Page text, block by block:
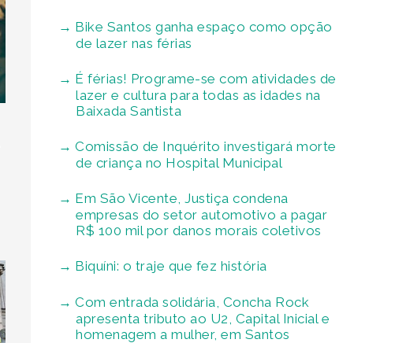
Bike Santos ganha espaço como opção
de lazer nas férias
É férias! Programe-se com atividades de
lazer e cultura para todas as idades na
Baixada Santista
Comissão de Inquérito investigará morte
de criança no Hospital Municipal
Em São Vicente, Justiça condena
empresas do setor automotivo a pagar
R$ 100 mil por danos morais coletivos
Biquíni: o traje que fez história
Com entrada solidária, Concha Rock
apresenta tributo ao U2, Capital Inicial e
homenagem a mulher, em Santos